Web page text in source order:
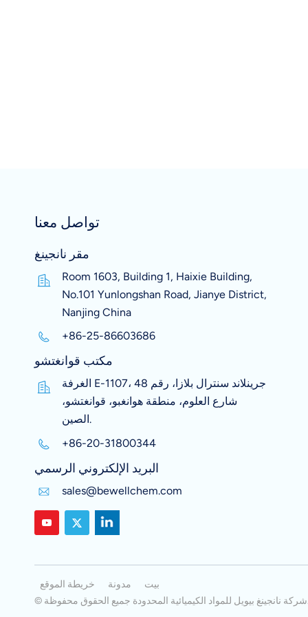
تواصل معنا
مقر نانجينغ
Room 1603, Building 1, Haixie Building,
No.101 Yunlongshan Road, Jianye District,
Nanjing China
+86-25-86603686
مكتب قوانغتشو
الغرفة E-1107، جرينلاند سنترال بلازا، رقم 48
شارع العلوم، منطقة هوانغبو، قوانغتشو،
الصين.
+86-20-31800344
البريد الإلكتروني الرسمي
sales@bewellchem.com
بيت مدونة
خريطة الموقع